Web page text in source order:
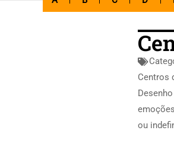
Centros
ou